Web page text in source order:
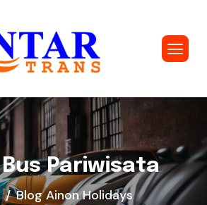
Pariwisata
Blog Ainon Holidays